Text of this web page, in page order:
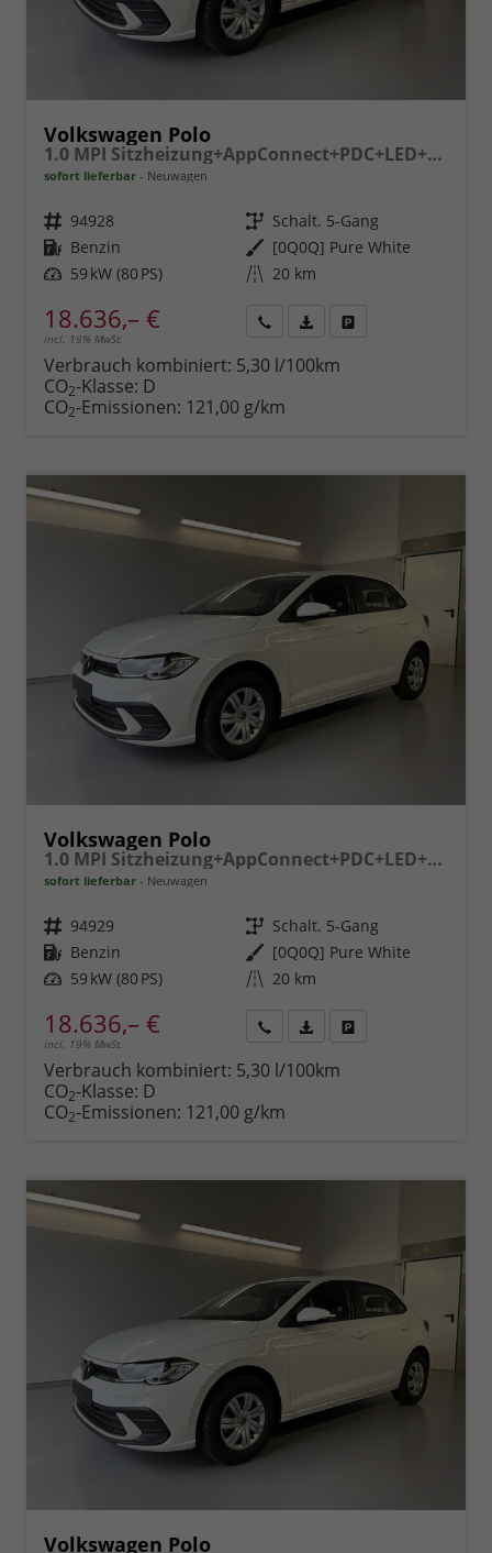
Volkswagen Polo
1.0 MPI Sitzheizung+AppConnect+PDC+LED+Touch+Lichtsensor+MultiLenkrad
sofort lieferbar Neuwagen
Fahrzeugnr. 94928 Getriebe Schalt. 5-Gang
Kraftstoff Benzin Außenfarbe [0Q0Q] Pure White
Leistung 59 kW (80 PS) Kilometerstand 20 km
18.636,– €
incl. 19% MwSt.
anfordern
Datei,
Verbrauch kombiniert: 5,30 l/100km
CO2-Klasse: D
CO2-Emissionen: 121,00 g/km
Volkswagen Polo
1.0 MPI Sitzheizung+AppConnect+PDC+LED+Touch+Lichtsensor+MultiLenkrad
sofort lieferbar Neuwagen
Fahrzeugnr. 94929 Getriebe Schalt. 5-Gang
Kraftstoff Benzin Außenfarbe [0Q0Q] Pure White
Leistung 59 kW (80 PS) Kilometerstand 20 km
18.636,– €
incl. 19% MwSt.
anfordern
Datei,
Verbrauch kombiniert: 5,30 l/100km
CO2-Klasse: D
CO2-Emissionen: 121,00 g/km
Volkswagen Polo